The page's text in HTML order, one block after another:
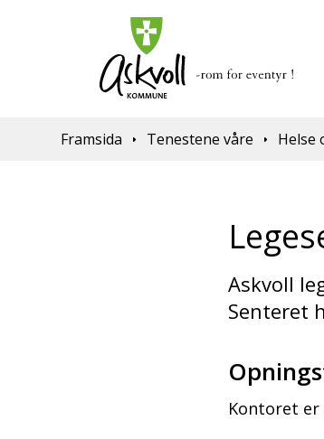
Du er her:
Framsida Tenestene våre Helse
Askvoll
Senteret
Kontoret er